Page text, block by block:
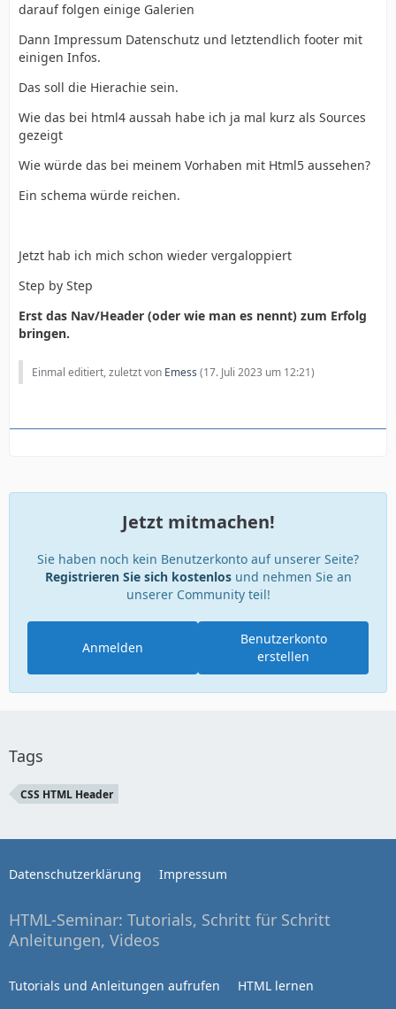
darauf folgen einige Galerien
Dann Impressum Datenschutz und letztendlich footer mit
einigen Infos.
Das soll die Hierachie sein.
Wie das bei html4 aussah habe ich ja mal kurz als Sources
gezeigt
Wie würde das bei meinem Vorhaben mit Html5 aussehen?
Ein schema würde reichen.
Jetzt hab ich mich schon wieder vergaloppiert
Step by Step
Erst das Nav/Header (oder wie man es nennt) zum Erfolg
bringen.
Einmal editiert, zuletzt von Emess (17. Juli 2023 um 12:21)
Jetzt mitmachen!
Sie haben noch kein Benutzerkonto auf unserer Seite?
Registrieren Sie sich kostenlosund nehmen Sie an
unserer Community teil!
Benutzerkonto
erstellen
Anmelden
Tags
CSS HTML Header
Datenschutzerklärung Impressum
HTML-Seminar: Tutorials, Schritt für Schritt
Anleitungen, Videos
Tutorials und Anleitungen aufrufen HTML lernen